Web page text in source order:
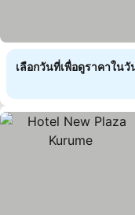
เลือกวันที่เพื่อดูราคาใน